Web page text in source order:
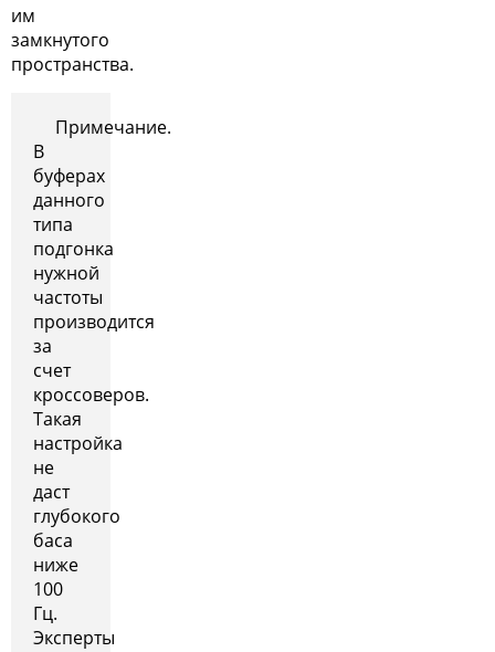
им
замкнутого
пространства.
Примечание.
В
буферах
данного
типа
подгонка
нужной
частоты
производится
за
счет
кроссоверов.
Такая
настройка
не
даст
глубокого
баса
ниже
100
Гц.
Эксперты